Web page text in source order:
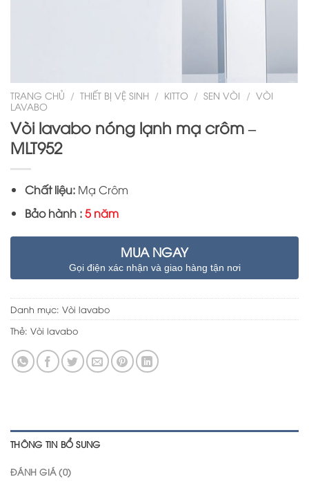
TRANG CHỦ / THIẾT BỊ VỆ SINH / KITTO / SEN VÒI / VÒI
LAVABO
Vòi lavabo nóng lạnh mạ crôm –
MLT952
Chất liệu: Mạ Crôm
Bảo hành :5 năm
MUA NGAY
Gọi điện xác nhận và giao hàng tận nơi
Danh mục: Vòi lavabo
Thẻ: Vòi lavabo
THÔNG TIN BỔ SUNG
ĐÁNH GIÁ (0)